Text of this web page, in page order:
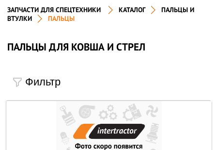
ЗАПЧАСТИ ДЛЯ СПЕЦТЕХНИКИ КАТАЛОГ
ПАЛЬЦЫ И
ВТУЛКИ
ПАЛЬЦЫ
ПАЛЬЦЫ ДЛЯ КОВША И СТРЕЛ
Фильтр